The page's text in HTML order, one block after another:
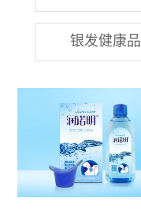
银发健康品